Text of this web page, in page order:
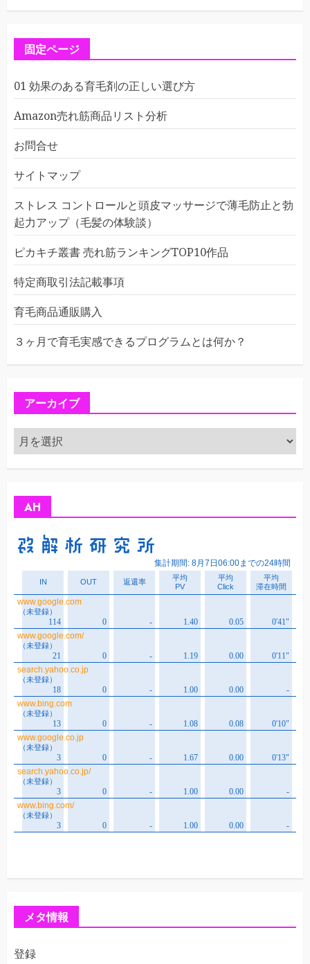
固定ページ
01 効果のある育毛剤の正しい選び方
Amazon売れ筋商品リスト分析
お問合せ
サイトマップ
ストレス コントロールと頭皮マッサージで薄毛防止と勃
起力アップ（毛髪の体験談）
ピカキチ叢書 売れ筋ランキングTOP10作品
特定商取引法記載事項
育毛商品通販購入
３ヶ月で育毛実感できるプログラムとは何か？
アーカイブ
ア
ー
カ
AH
メタ情報
登録